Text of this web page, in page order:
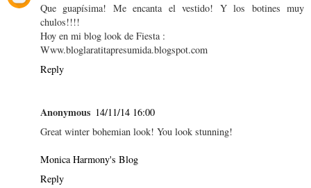
Que guapísima! Me encanta el vestido! Y los botines muy
chulos!!!!
Hoy en mi blog look de Fiesta :
Www.bloglaratitapresumida.blogspot.com
Reply
Anonymous 14/11/14 16:00
Great winter bohemian look! You look stunning!
Monica Harmony's Blog
Reply